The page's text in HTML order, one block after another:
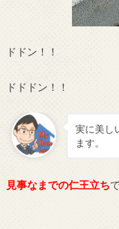
ドドン！！
ドドドン！！
実に美し
ます。
見事なまでの仁王立ち